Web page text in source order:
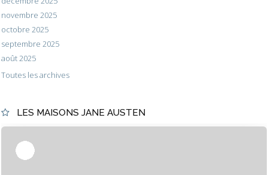
novembre 2025
octobre 2025
septembre 2025
août 2025
Toutes les archives
LES MAISONS JANE AUSTEN